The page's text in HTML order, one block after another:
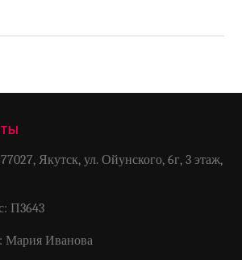
Якутск, ул. Ойунского, 6г, 3 этаж,
П3643
Мария Иванова